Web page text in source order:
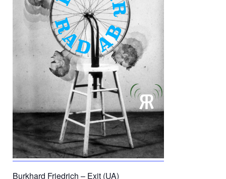
Burkhard Friedrich – Exit (UA)